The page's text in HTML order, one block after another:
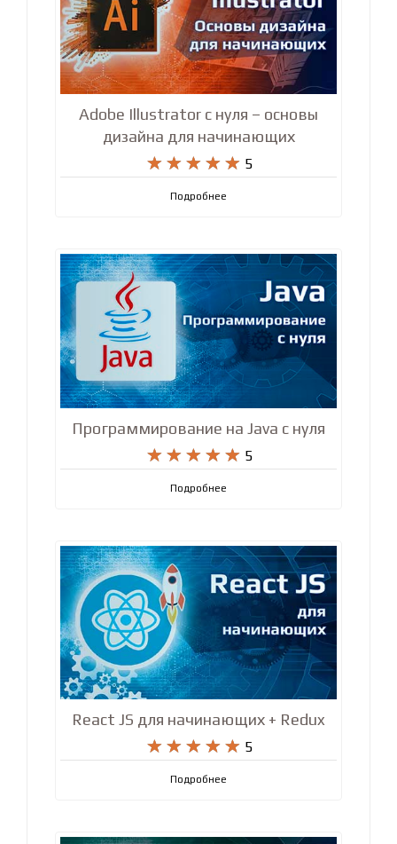
Adobe Illustrator с нуля – основы
дизайна для начинающих
    
     5
Подробнее
Программирование на Java с нуля
    
     5
Подробнее
React JS для начинающих + Redux
    
     5
Подробнее